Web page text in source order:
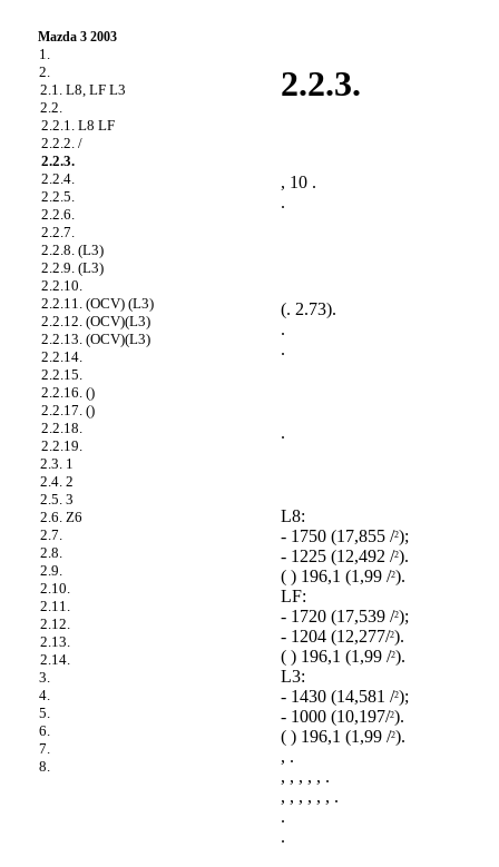
Mazda 3 2003
1.
2.
2.1. L8, LF L3
2.2.
2.2.1. L8 LF
2.2.2. /
2.2.3.
2.2.4.
2.2.5.
2.2.6.
2.2.7.
2.2.8. (L3)
2.2.9. (L3)
2.2.10.
2.2.11. (OCV) (L3)
2.2.12. (OCV)(L3)
2.2.13. (OCV)(L3)
2.2.14.
2.2.15.
2.2.16. ()
2.2.17. ()
2.2.18.
2.2.19.
2.3. 1
2.4. 2
2.5. 3
2.6. Z6
2.7.
2.8.
2.9.
2.10.
2.11.
2.12.
2.13.
2.14.
3.
4.
5.
6.
7.
8.
2.2.3.
, 10 .
.
(. 2.73).
.
.
.
L8:
- 1750 (17,855 /2);
- 1225 (12,492 /2).
( ) 196,1 (1,99 /2).
LF:
- 1720 (17,539 /2);
- 1204 (12,277/2).
( ) 196,1 (1,99 /2).
L3:
- 1430 (14,581 /2);
- 1000 (10,197/2).
( ) 196,1 (1,99 /2).
, .
, , , , , .
, , , , , , .
.
.